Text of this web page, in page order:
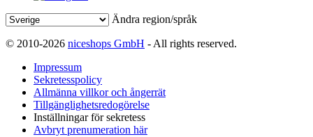
Ändra region/språk
© 2010-2026 niceshops GmbH - All rights reserved.
Impressum
Sekretesspolicy
Allmänna villkor och ångerrät
Tillgänglighetsredogörelse
Inställningar för sekretess
Avbryt prenumeration här